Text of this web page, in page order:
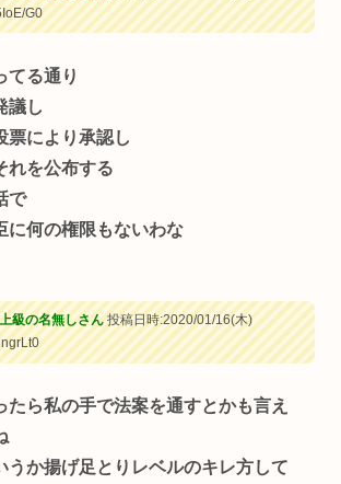
G0
てる通り
議し
票により承認し
れを公布する
で
に何の権限もないわな
級の名無しさん投稿日時:2020/01/16(木)
たら私の手で法案を通すとかも言え
うか揚げ足とりレベルのキレ方して